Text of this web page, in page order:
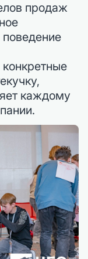
продаж
поведение
каждому